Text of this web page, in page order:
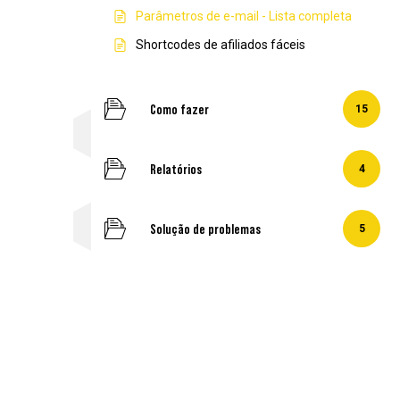
Parâmetros de e-mail - Lista completa
Shortcodes de afiliados fáceis
Como fazer 15
Relatórios 4
Solução de problemas 5